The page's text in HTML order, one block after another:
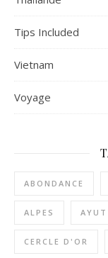
Tips Included
Vietnam
Voyage
ABONDANCE
ALPES
CERCLE D'OR